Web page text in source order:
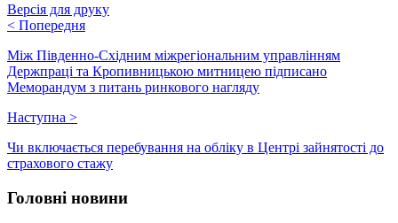
Версія для друку
< Попередня
Між Південно-Східним міжрегіональним управлінням
Держпраці та Кропивницькою митницею підписано
Меморандум з питань ринкового нагляду
Наступна >
Чи включається перебування на обліку в Центрі зайнятості до
страхового стажу
Головні новини